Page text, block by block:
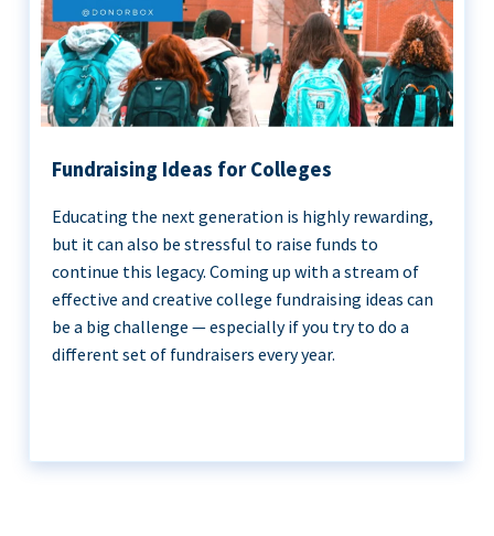
Fundraising Ideas for Colleges
Educating the next generation is highly rewarding,
but it can also be stressful to raise funds to
continue this legacy. Coming up with a stream of
effective and creative college fundraising ideas can
be a big challenge — especially if you try to do a
different set of fundraisers every year.